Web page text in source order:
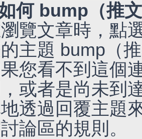
何 bump（推
覽文章時，點
主題 bump（
您看不到這個
或者是尚未到
透過回覆主題
論區的規則。